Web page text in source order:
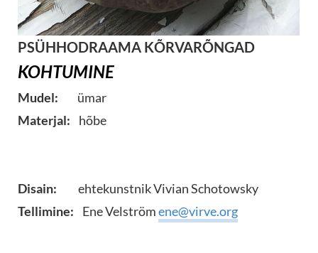
PSÜHHODRAAMA KÕRVARÕNGAD
KOHTUMINE
Mudel: ümar
Materjal: hõbe
Disain: ehtekunstnik Vivian Schotowsky
Tellimine: Ene Velströmene@virve.org